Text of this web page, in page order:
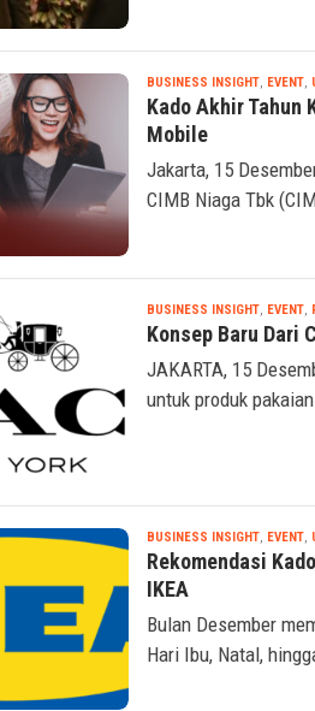
BUSINESS INSIGHT EVENT
Kado Akhir Tahun
Mobile
Jakarta, 15
CIMB Niaga Tbk
BUSINESS INSIGHT EVENT
Konsep Baru Dari
JAKARTA, 15
untuk produk
BUSINESS INSIGHT EVENT
Rekomendasi
IKEA
Bulan Desember
Hari Ibu, Natal,